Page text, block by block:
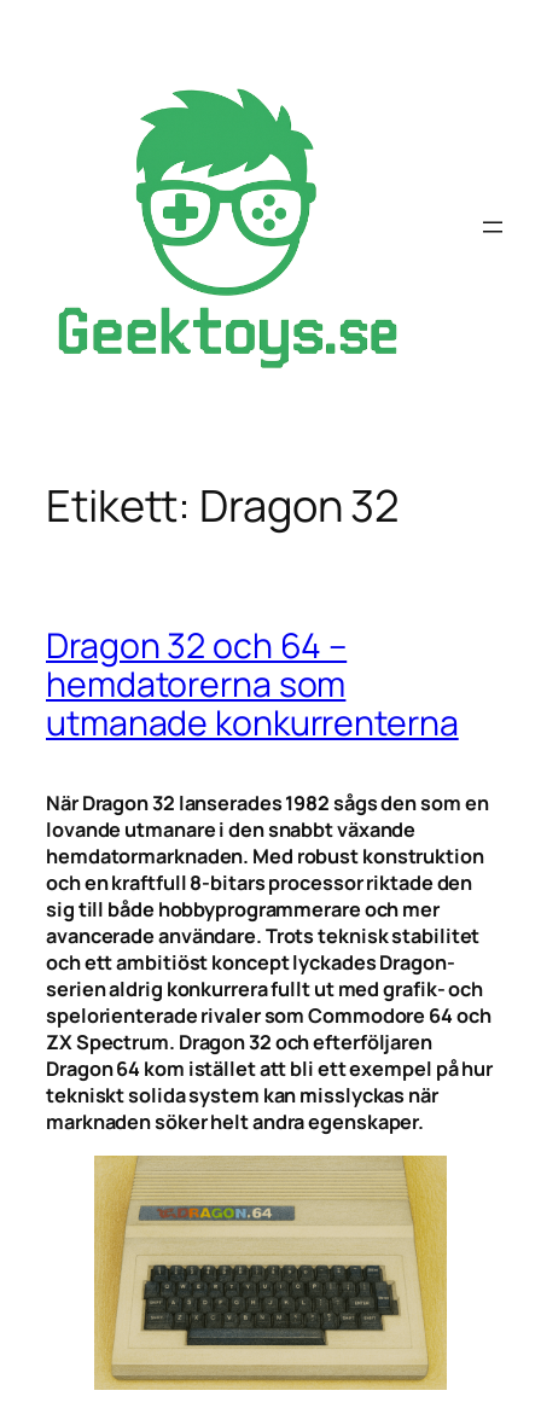
Etikett: Dragon 32
Dragon 32 och 64 –
hemdatorerna som
utmanade konkurrenterna
När Dragon 32 lanserades 1982 sågs den som en
lovande utmanare i den snabbt växande
hemdatormarknaden. Med robust konstruktion
och en kraftfull 8-bitars processor riktade den
sig till både hobbyprogrammerare och mer
avancerade användare. Trots teknisk stabilitet
och ett ambitiöst koncept lyckades Dragon-
serien aldrig konkurrera fullt ut med grafik- och
spelorienterade rivaler som Commodore 64 och
ZX Spectrum. Dragon 32 och efterföljaren
Dragon 64 kom istället att bli ett exempel på hur
tekniskt solida system kan misslyckas när
marknaden söker helt andra egenskaper.